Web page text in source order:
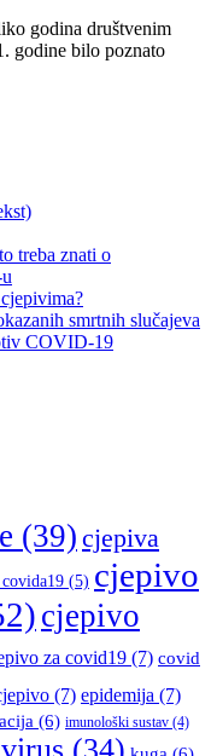
godina društvenim
godine bilo poznato
treba znati o
smrtnih slučajeva
COVID-19
(39) cjepiva
(5) cjepivo
cjepivo
za covid19 (7) covid
(7) epidemija (7)
(6) imunološki sustav (4)